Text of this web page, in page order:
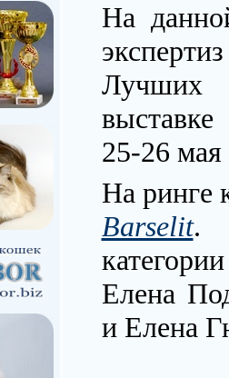
На
Лучших
25-26 мая
На ринге
Barselit.
Елена
и Елена